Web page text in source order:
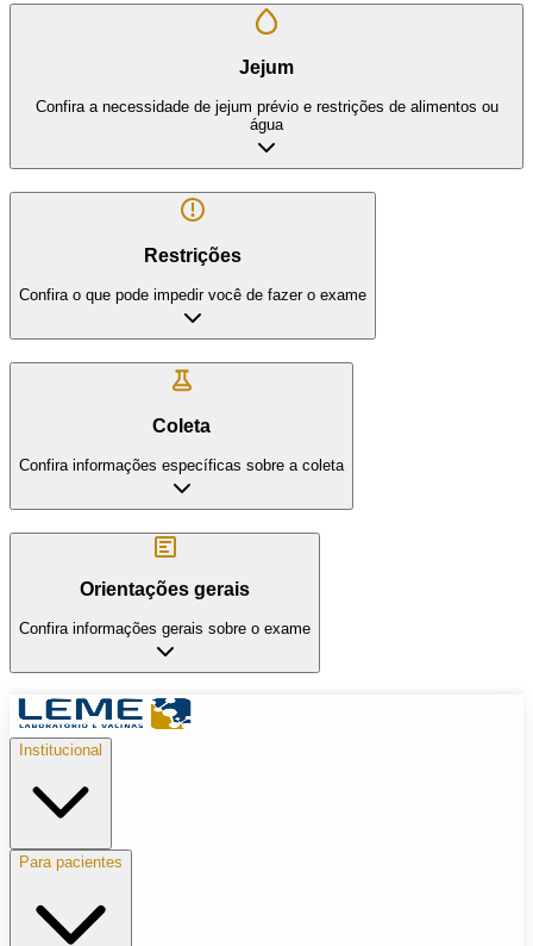
Jejum
Confira a necessidade de jejum prévio e restrições de alimentos ou
água
Restrições
Confira o que pode impedir você de fazer o exame
Coleta
Confira informações específicas sobre a coleta
Orientações gerais
Confira informações gerais sobre o exame
Institucional
Para pacientes